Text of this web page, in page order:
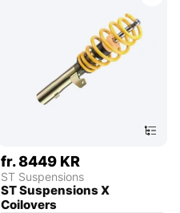
fr. 8449 KR
ST Suspensions
ST Suspensions X
Coilovers